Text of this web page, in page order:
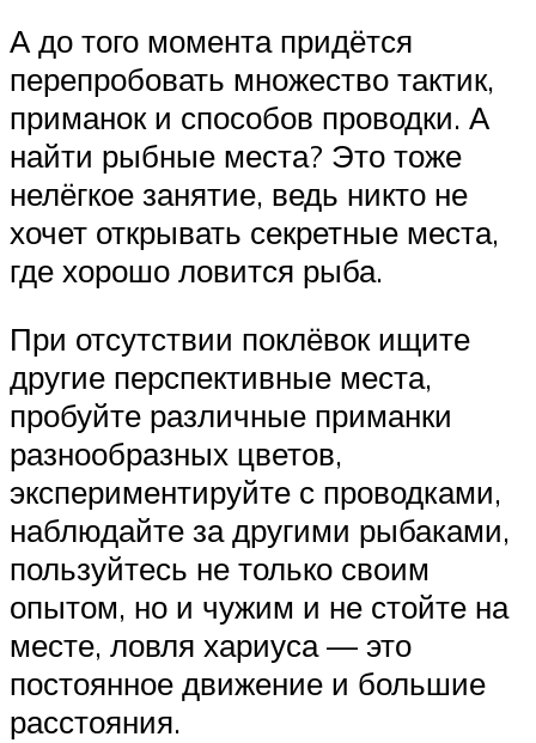
А до того момента придётся
перепробовать множество тактик,
приманок и способов проводки. А
найти рыбные места? Это тоже
нелёгкое занятие, ведь никто не
хочет открывать секретные места,
где хорошо ловится рыба.
При отсутствии поклёвок ищите
другие перспективные места,
пробуйте различные приманки
разнообразных цветов,
экспериментируйте с проводками,
наблюдайте за другими рыбаками,
пользуйтесь не только своим
опытом, но и чужим и не стойте на
месте, ловля хариуса — это
постоянное движение и большие
расстояния.